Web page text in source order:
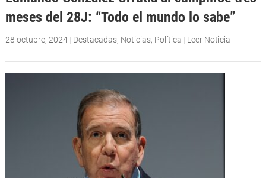
meses del 28J: “Todo el mundo lo sabe”
28 octubre, 2024| Destacadas, Noticias, Política | Leer Noticia